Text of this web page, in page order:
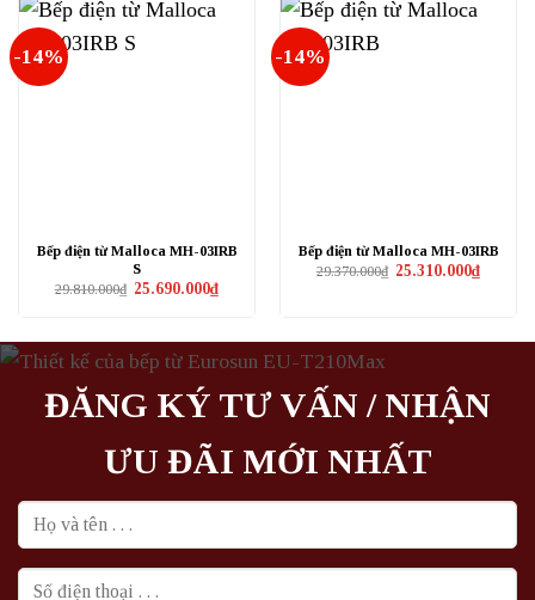
-14%
Bếp điện từ Malloca MH-03IRB
S
29.810.000₫ Giá
25.690.000₫Giá
hiện
25.690.000₫.
-14%
Bếp điện từ Malloca MH-03IRB
29.370.000₫ Giá
25.310.000₫Giá
hiện
ĐĂNG KÝ TƯ VẤN / NHẬN
ƯU ĐÃI MỚI NHẤT